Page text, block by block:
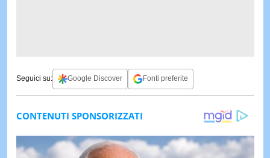
Seguici su: Google Discover Fonti preferite